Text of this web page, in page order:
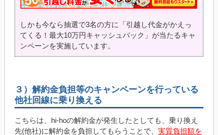
しかも今なら抽選で3名の方に「引越し代金がかえっ
てくる！最大10万円キャッシュバック」が当たるキャ
ンペーンを実施しています。
３）解約金負担等のキャンペーンを行っている
他社回線に乗り換える
こちらは、hi-hoの解約金が発生したとしても、乗り換え
先(他社)に解約金を負担してもらうことで、 実質負担額を